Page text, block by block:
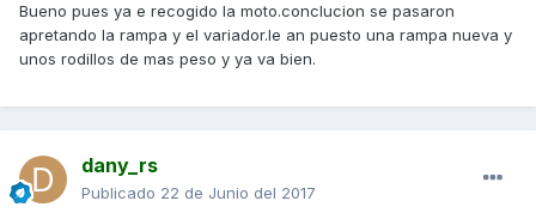
Bueno pues ya e recogido la moto.conclucion se pasaron
apretando la rampa y el variador.le an puesto una rampa nueva y
unos rodillos de mas peso y ya va bien.
dany_rs
Publicado 22 de Junio del 2017